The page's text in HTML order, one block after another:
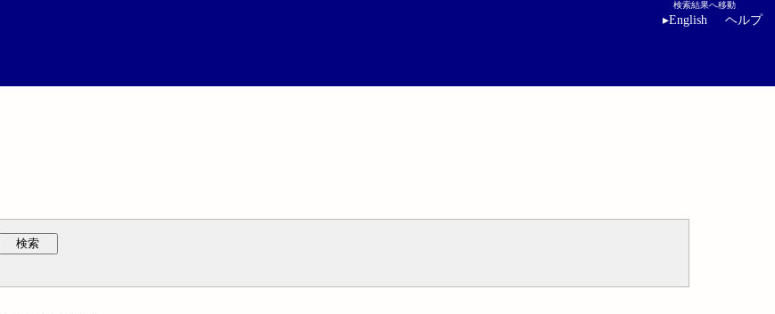
検索結果へ移動
▸English ヘルプ
検索